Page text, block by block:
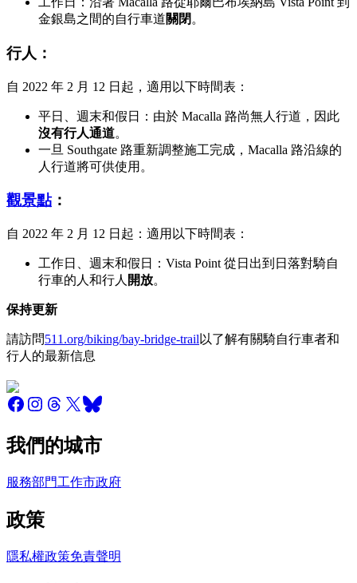
金銀島之間的自行車道關閉 。
行人：
自 2022 年 2 月 12 日起，適用以下時間表：
平日、週末和假日：由於 Macalla 路尚無人行道，因此
沒有行人通道。
一旦 Southgate 路重新調整施工完成，Macalla 路沿線的
人行道將可供使用。
觀景點：
自 2022 年 2 月 12 日起：適用以下時間表：
工作日、週末和假日：Vista Point 從日出到日落對騎自
行車的人和行人 開放。
保持更新
請訪問511.org/biking/bay-bridge-trail 以了解有關騎自行車者和
行人的最新信息
我們的城市
服務部門工作市政府
政策
隱私權政策免責聲明